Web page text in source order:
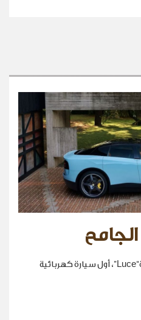
كشفت شركةFerrari عن سيارة“Luce”، أول سيارة كهربائية